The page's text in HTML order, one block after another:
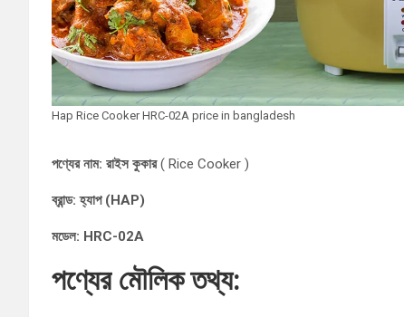
Hap Rice Cooker HRC-02A price in bangladesh
পণ্যের নাম: রাইস কুকার( Rice Cooker )
ব্রান্ড: হ্যাপ (HAP)
মডেল: HRC-02A
পণ্যের মৌলিক তথ্য: